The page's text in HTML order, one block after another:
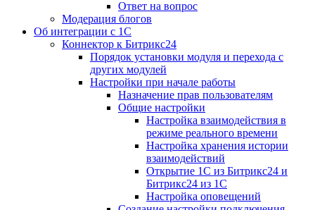
Ответ на вопрос
Модерация блогов
Об интеграции с 1С
Коннектор к Битрикс24
Порядок установки модуля и перехода с
других модулей
Настройки при начале работы
Назначение прав пользователям
Общие настройки
Настройка взаимодействия в
режиме реального времени
Настройка хранения истории
взаимодействий
Открытие 1С из Битрикс24 и
Битрикс24 из 1С
Настройка оповещений